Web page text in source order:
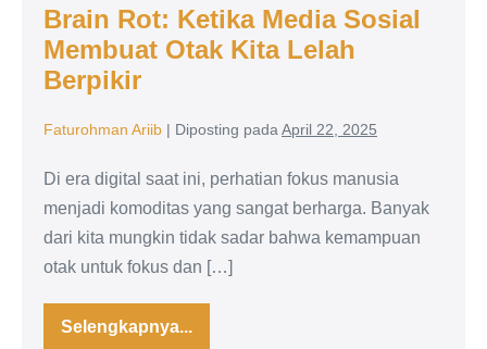
Brain Rot: Ketika Media Sosial
Membuat Otak Kita Lelah
Berpikir
Faturohman Ariib | Diposting pada April 22, 2025
Di era digital saat ini, perhatian fokus manusia
menjadi komoditas yang sangat berharga. Banyak
dari kita mungkin tidak sadar bahwa kemampuan
otak untuk fokus dan […]
Selengkapnya...
Brain